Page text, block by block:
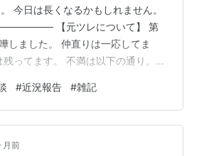
今日は長くなるかもしれません。
【元ツレについて】 第
しました。 仲直りは一応してま
ってます。 不満は以下の通り。
る時間の2/3はSwitch2で遊ぶ ④私
12日一緒に休んでどっか行こう｣と
に、「5日に休みとるで」と急な方
こんなふうに脱いだら脱ぎっぱ。
#近況報告 #雑記
月前